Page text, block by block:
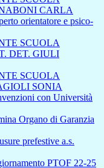
CARLA
orientatore e psico-
SCUOLA
DET. GIULI
SCUOLA
SONIA
con Università
Organo di Garanzia
prefestive a.s.
PTOF 22-25